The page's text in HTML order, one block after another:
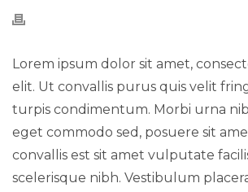
Lorem ipsum dolor sit amet,
elit. Ut convallis purus quis velit
turpis condimentum. Morbi urna
eget commodo sed, posuere sit
convallis est sit amet vulputate
scelerisque nibh. Vestibulum